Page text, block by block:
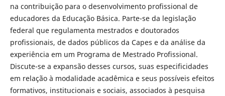
na contribuição para o desenvolvimento profissional de
educadores da Educação Básica. Parte-se da legislação
federal que regulamenta mestrados e doutorados
profissionais, de dados públicos da Capes e da análise da
experiência em um Programa de Mestrado Profissional.
Discute-se a expansão desses cursos, suas especificidades
em relação à modalidade acadêmica e seus possíveis efeitos
formativos, institucionais e sociais, associados à pesquisa